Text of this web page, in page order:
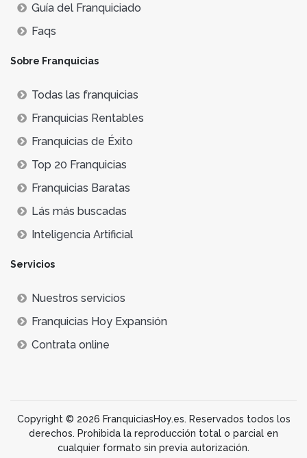
Guía del Franquiciado
Faqs
Sobre Franquicias
Todas las franquicias
Franquicias Rentables
Franquicias de Éxito
Top 20 Franquicias
Franquicias Baratas
Lás más buscadas
Inteligencia Artificial
Servicios
Nuestros servicios
Franquicias Hoy Expansión
Contrata online
Copyright © 2026 FranquiciasHoy.es. Reservados todos los
derechos. Prohibida la reproducción total o parcial en
cualquier formato sin previa autorización.